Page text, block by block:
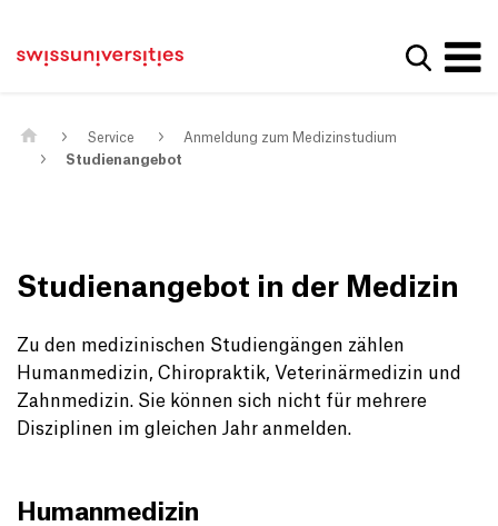
Main Navigation
Inhalt
Metanavigation
Suche
Service
Anmeldung zum Medizinstudium
Studienangebot
Studienangebot in der Medizin
Zu den medizinischen Studiengängen zählen
Humanmedizin, Chiropraktik, Veterinärmedizin und
Zahnmedizin. Sie können sich nicht für mehrere
Disziplinen im gleichen Jahr anmelden.
Humanmedizin